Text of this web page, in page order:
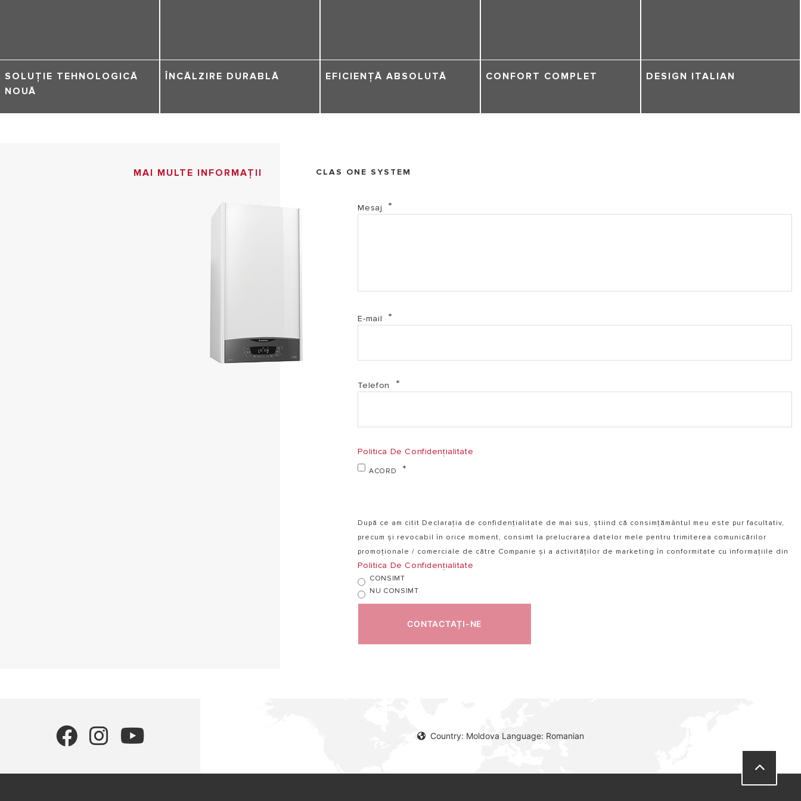
SOLUȚIE TEHNOLOGICĂ
NOUĂ
ÎNCĂLZIRE DURABLĂ EFICIENȚĂ ABSOLUTĂ CONFORT COMPLET DESIGN ITALIAN
MAI MULTE INFORMAȚII CLAS ONE SYSTEM
Mesaj
E-mail
Telefon
Politica De Confidențialitate
ACORD
După ce am citit Declarația de confidențialitate de mai sus, știind că consimțământul meu este pur facultativ,
precum și revocabil în orice moment, consimt la prelucrarea datelor mele pentru trimiterea comunicărilor
promoționale / comerciale de către Companie și a activităților de marketing în conformitate cu informațiile din
Politica De Confidențialitate
CONSIMT
NU CONSIMT
CONTACTAȚI-NE
Country: Moldova Language: Romanian